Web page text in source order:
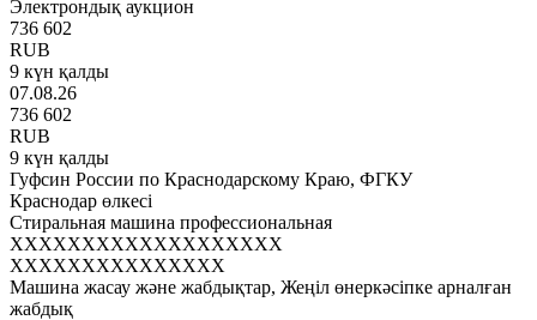
Электрондық аукцион
736 602
RUB
9 күн қалды
07.08.26
736 602
RUB
9 күн қалды
Гуфсин России по Краснодарскому Краю, ФГКУ
Краснодар өлкесі
Стиральная машина профессиональная
XXXXXXXXXXXXXXXXXXX
XXXXXXXXXXXXXXX
Машина жасау және жабдықтар, Жеңіл өнеркәсіпке арналған
жабдық